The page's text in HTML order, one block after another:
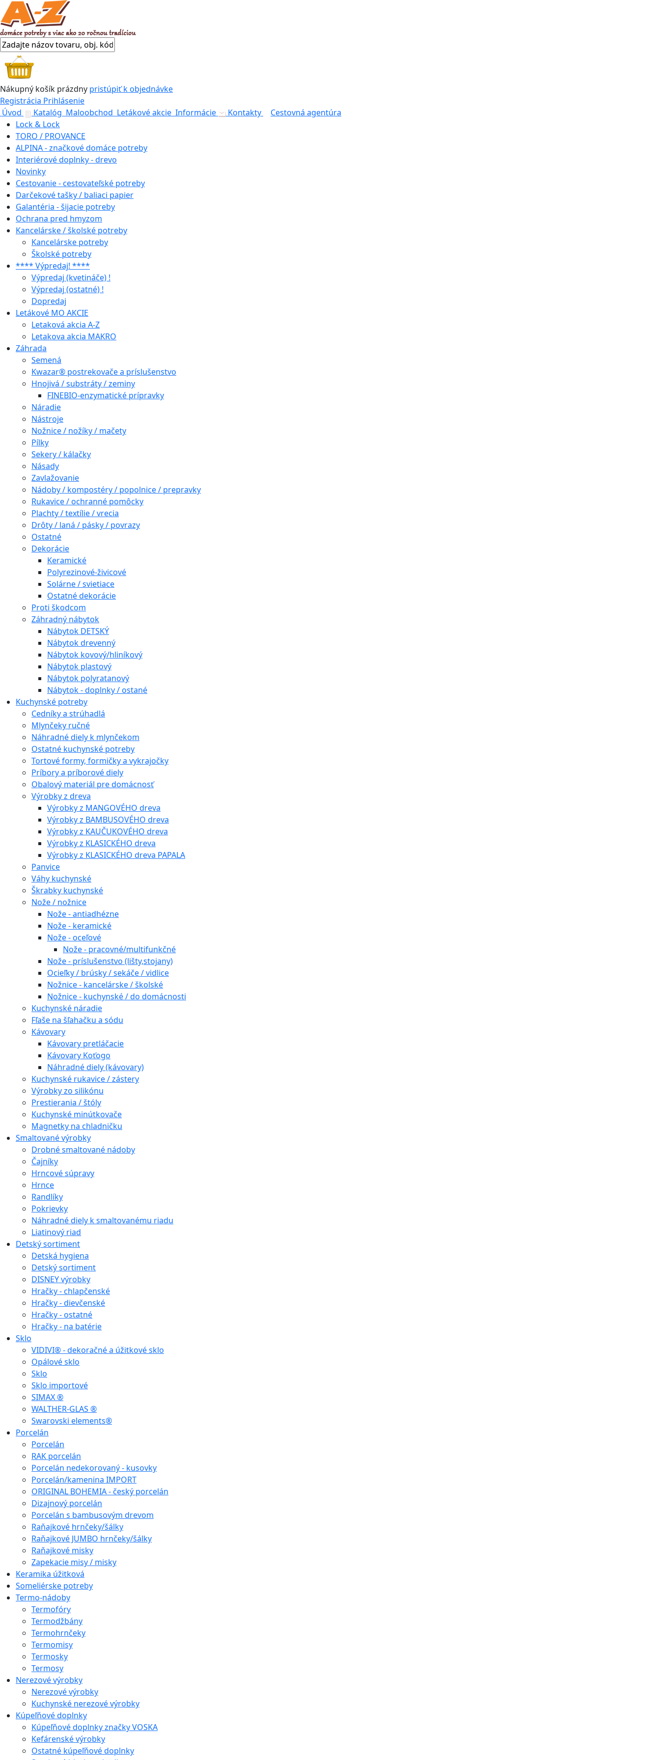
Nákupný košík prázdny pristúpiť k objednávke
Registrácia Prihlásenie
Úvod
Katalóg Maloobchod Letákové akcie Informácie Kontakty
Cestovná agentúra
Lock & Lock
TORO / PROVANCE
ALPINA - značkové domáce potreby
Interiérové doplnky - drevo
Novinky
Cestovanie - cestovateľské potreby
Darčekové tašky / baliaci papier
Galantéria - šijacie potreby
Ochrana pred hmyzom
Kancelárske / školské potreby
Kancelárske potreby
Školské potreby
**** Výpredaj! ****
Výpredaj (kvetináče) !
Výpredaj (ostatné) !
Dopredaj
Letákové MO AKCIE
Letaková akcia A-Z
Letakova akcia MAKRO
Záhrada
Semená
Kwazar® postrekovače a príslušenstvo
Hnojivá / substráty / zeminy
FINEBIO-enzymatické prípravky
Náradie
Nástroje
Nožnice / nožíky / mačety
Pílky
Sekery / kálačky
Násady
Zavlažovanie
Nádoby / kompostéry / popolnice / prepravky
Rukavice / ochranné pomôcky
Plachty / textílie / vrecia
Drôty / laná / pásky / povrazy
Ostatné
Dekorácie
Keramické
Polyrezinové-živicové
Solárne / svietiace
Ostatné dekorácie
Proti škodcom
Záhradný nábytok
Nábytok DETSKÝ
Nábytok drevenný
Nábytok kovový/hliníkový
Nábytok plastový
Nábytok polyratanový
Nábytok - doplnky / ostané
Kuchynské potreby
Cedníky a strúhadlá
Mlynčeky ručné
Náhradné diely k mlynčekom
Ostatné kuchynské potreby
Tortové formy, formičky a vykrajočky
Príbory a príborové diely
Obalový materiál pre domácnosť
Výrobky z dreva
Výrobky z MANGOVÉHO dreva
Výrobky z BAMBUSOVÉHO dreva
Výrobky z KAUČUKOVÉHO dreva
Výrobky z KLASICKÉHO dreva
Výrobky z KLASICKÉHO dreva PAPALA
Panvice
Váhy kuchynské
Škrabky kuchynské
Nože / nožnice
Nože - antiadhézne
Nože - keramické
Nože - oceľové
Nože - pracovné/multifunkčné
Nože - príslušenstvo (lišty,stojany)
Ocieľky / brúsky / sekáče / vidlice
Nožnice - kancelárske / školské
Nožnice - kuchynské / do domácnosti
Kuchynské náradie
Fľaše na šľahačku a sódu
Kávovary
Kávovary pretláčacie
Kávovary Koťogo
Náhradné diely (kávovary)
Kuchynské rukavice / zástery
Výrobky zo silikónu
Prestierania / štóly
Kuchynské minútkovače
Magnetky na chladničku
Smaltované výrobky
Drobné smaltované nádoby
Čajníky
Hrncové súpravy
Hrnce
Randlíky
Pokrievky
Náhradné diely k smaltovanému riadu
Liatinový riad
Detský sortiment
Detská hygiena
Detský sortiment
DISNEY výrobky
Hračky - chlapčenské
Hračky - dievčenské
Hračky - ostatné
Hračky - na batérie
Sklo
VIDIVI® - dekoračné a úžitkové sklo
Opálové sklo
Sklo
Sklo importové
SIMAX ®
WALTHER-GLAS ®
Swarovski elements®
Porcelán
Porcelán
RAK porcelán
Porcelán nedekorovaný - kusovky
Porcelán/kamenina IMPORT
ORIGINAL BOHEMIA - český porcelán
Dizajnový porcelán
Porcelán s bambusovým drevom
Raňajkové hrnčeky/šálky
Raňajkové JUMBO hrnčeky/šálky
Raňajkové misky
Zapekacie misy / misky
Keramika úžitková
Someliérske potreby
Termo-nádoby
Termofóry
Termodžbány
Termohrnčeky
Termomisy
Termosky
Termosy
Nerezové výrobky
Nerezové výrobky
Kuchynské nerezové výrobky
Kúpeľňové doplnky
Kúpeľňové doplnky značky VOSKA
Kefárenské výrobky
Ostatné kúpeľňové doplnky